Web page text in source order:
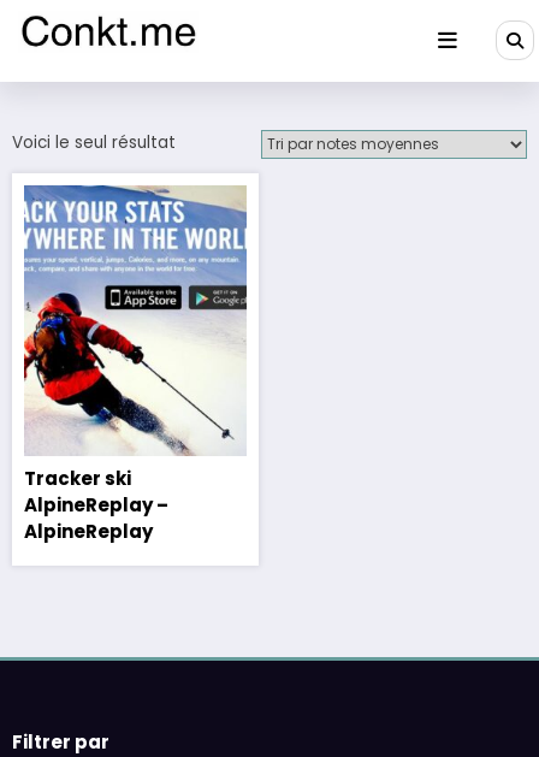
Conkt.me
Voici le seul résultat
Tracker ski
AlpineReplay –
AlpineReplay
Filtrer par